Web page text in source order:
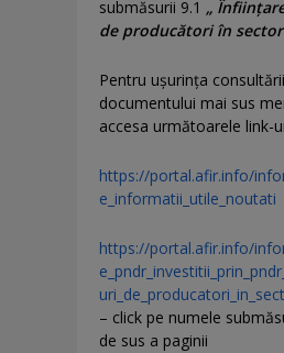
submăsurii 9.1 „
de producători în
Pentru uşurinţa consultării
documentului mai sus
accesa următoarele link-
https://portal.afir.info/
e_informatii_utile_noutati
https://portal.afir.info/
– click pe numele
de sus a paginii